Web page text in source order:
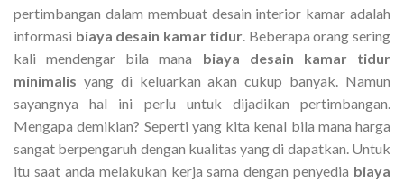
pertimbangan dalam membuat desain interior kamar adalah
informasi biaya desain kamar tidur . Beberapa orang sering
kali mendengar bila mana biaya desain kamar tidur
minimalis yang di keluarkan akan cukup banyak. Namun
sayangnya hal ini perlu untuk dijadikan pertimbangan.
Mengapa demikian? Seperti yang kita kenal bila mana harga
sangat berpengaruh dengan kualitas yang di dapatkan. Untuk
itu saat anda melakukan kerja sama dengan penyedia biaya